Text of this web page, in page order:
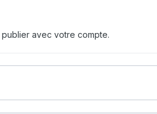
avec votre compte.